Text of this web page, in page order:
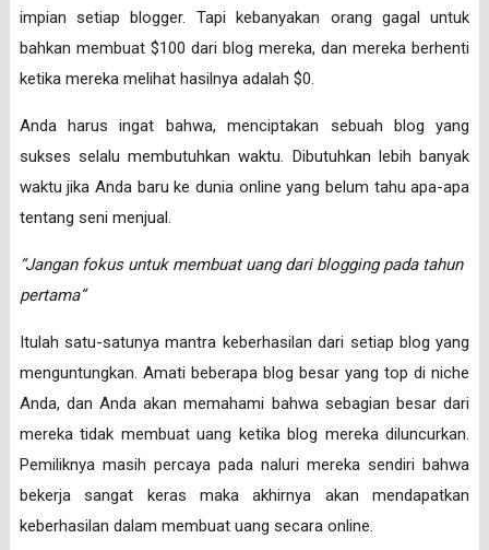
impian setiap blogger. Tapi kebanyakan orang gagal untuk
bahkan membuat $100 dari blog mereka, dan mereka berhenti
ketika mereka melihat hasilnya adalah $0.
Anda harus ingat bahwa, menciptakan sebuah blog yang
sukses selalu membutuhkan waktu. Dibutuhkan lebih banyak
waktu jika Anda baru ke dunia online yang belum tahu apa-apa
tentang seni menjual.
“Jangan fokus untuk membuat uang dari blogging pada tahun
pertama”
Itulah satu-satunya mantra keberhasilan dari setiap blog yang
menguntungkan. Amati beberapa blog besar yang top di niche
Anda, dan Anda akan memahami bahwa sebagian besar dari
mereka tidak membuat uang ketika blog mereka diluncurkan.
Pemiliknya masih percaya pada naluri mereka sendiri bahwa
bekerja sangat keras maka akhirnya akan mendapatkan
keberhasilan dalam membuat uang secara online.